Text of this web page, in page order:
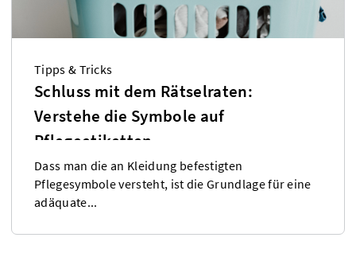
Tipps & Tricks
Schluss mit dem Rätselraten:
Verstehe die Symbole auf
Pflegeetiketten
Dass man die an Kleidung befestigten
Pflegesymbole versteht, ist die Grundlage für eine
adäquate...